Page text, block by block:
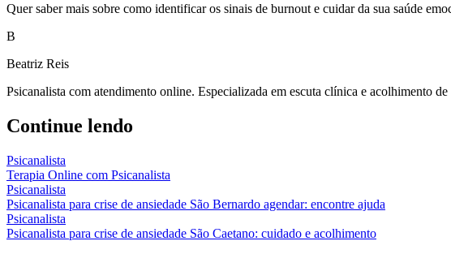
Quer saber mais sobre como identificar os sinais de burnout e cuidar da sua saúde
B
Beatriz Reis
Psicanalista com atendimento online. Especializada em escuta clínica e acolhimento
Continue lendo
Psicanalista
Terapia Online com Psicanalista
Psicanalista
Psicanalista para crise de ansiedade São Bernardo agendar: encontre ajuda
Psicanalista
Psicanalista para crise de ansiedade São Caetano: cuidado e acolhimento